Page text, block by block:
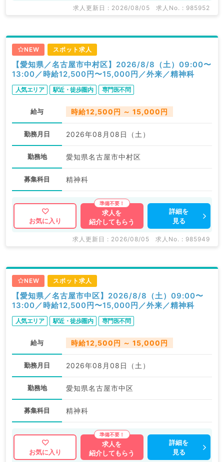
求人更新日 : 2026/08/05 求人No. : 985952
NEW スポット求人
【愛知県／名古屋市中村区】2026/8/8（土）09:00〜
13:00／時給12,500円〜15,000円／外来／精神科
人気エリア 駅近・徒歩圏内 専門医不問
給与 時給12,500円 ～ 15,000円
勤務月日 2026年08月08日（土）
勤務地 愛知県名古屋市中村区
募集科目 精神科
お気に入り
求人を
紹介してもらう
詳細を
見る
求人更新日 : 2026/08/05 求人No. : 985949
NEW スポット求人
【愛知県／名古屋市中区】2026/8/8（土）09:00〜
13:00／時給12,500円〜15,000円／外来／精神科
人気エリア 駅近・徒歩圏内 専門医不問
給与 時給12,500円 ～ 15,000円
勤務月日 2026年08月08日（土）
勤務地 愛知県名古屋市中区
募集科目 精神科
お気に入り
求人を
紹介してもらう
詳細を
見る